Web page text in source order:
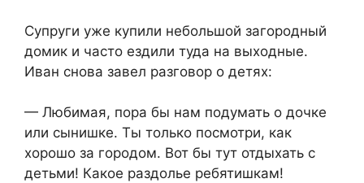
​Супруги уже купили небольшой загородный
домик и часто ездили туда на выходные.
Иван снова завел разговор о детях:​
​— Любимая, пора бы нам подумать о дочке
или сынишке. Ты только посмотри, как
хорошо за городом. Вот бы тут отдыхать с
детьми! Какое раздолье ребятишкам!​